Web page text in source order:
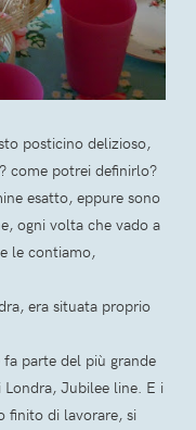
posticino delizioso,
come potrei definirlo?
esatto, eppure sono
ogni volta che vado a
le contiamo,
era situata proprio
parte del più grande
Jubilee line. E i
finito di lavorare, si